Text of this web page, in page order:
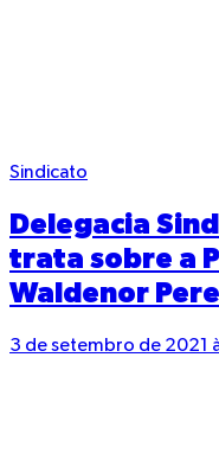
Sindicato
Delegacia
trata sobre a
Waldenor
3 de setembro de 2021